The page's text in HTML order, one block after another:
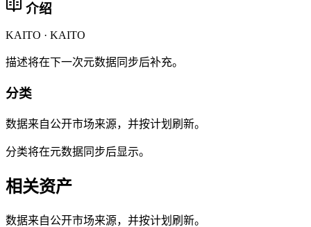
介绍
KAITO · KAITO
描述将在下一次元数据同步后补充。
分类
数据来自公开市场来源，并按计划刷新。
分类将在元数据同步后显示。
相关资产
数据来自公开市场来源，并按计划刷新。